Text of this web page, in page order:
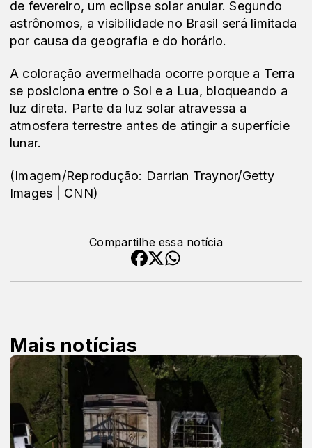
de fevereiro, um eclipse solar anular. Segundo
astrônomos, a visibilidade no Brasil será limitada
por causa da geografia e do horário.
A coloração avermelhada ocorre porque a Terra
se posiciona entre o Sol e a Lua, bloqueando a
luz direta. Parte da luz solar atravessa a
atmosfera terrestre antes de atingir a superfície
lunar.
(Imagem/Reprodução: Darrian Traynor/Getty
Images | CNN)
Compartilhe essa notícia
Mais notícias